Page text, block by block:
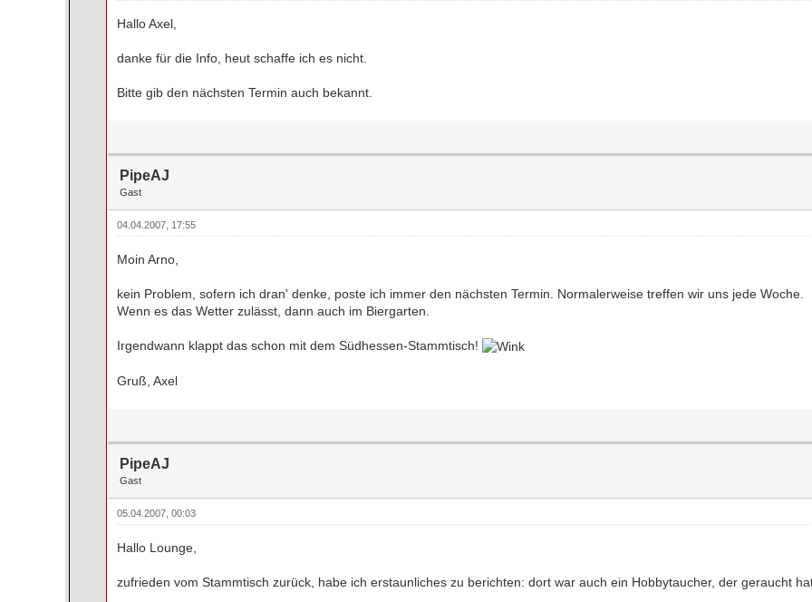
Hallo Axel,
danke für die Info, heut schaffe ich es nicht.
Bitte gib den nächsten Termin auch bekannt.
PipeAJ
Gast
04.04.2007, 17:55
Moin Arno,
kein Problem, sofern ich dran' denke, poste ich immer den nächsten Termin. Normalerweise treffen wir uns jede Woche.
Wenn es das Wetter zulässt, dann auch im Biergarten.
Irgendwann klappt das schon mit dem Südhessen-Stammtisch!
Gruß, Axel
PipeAJ
Gast
05.04.2007, 00:03
Hallo Lounge,
zufrieden vom Stammtisch zurück, habe ich erstaunliches zu berichten: dort war auch ein Hobbytaucher, der geraucht